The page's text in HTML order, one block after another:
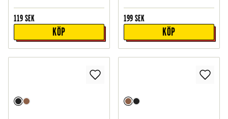
119 SEK
KÖP
199 SEK
KÖP